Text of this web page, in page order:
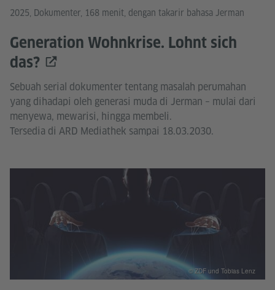
2025, Dokumenter, 168 menit, dengan takarir bahasa Jerman
Generation Wohnkrise. Lohnt sich
das?
Sebuah serial dokumenter tentang masalah perumahan
yang dihadapi oleh generasi muda di Jerman – mulai dari
menyewa, mewarisi, hingga membeli.
Tersedia di ARD Mediathek sampai 18.03.2030.
© ZDF und Tobias Lenz